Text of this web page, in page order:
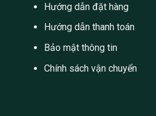
Hướng dẫn đặt hàng
Hướng dẫn thanh toán
Bảo mật thông tin
Chính sách vận chuyển